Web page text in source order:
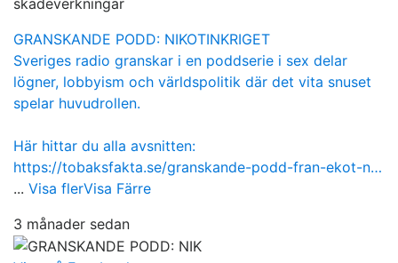
GRANSKANDE PODD: NIKOTINKRIGET
Sveriges radio granskar i en poddserie i sex delar
lögner, lobbyism och världspolitik där det vita snuset
spelar huvudrollen.
Här hittar du alla avsnitten:
https://tobaksfakta.se/granskande-podd-fran-ekot-n…
... Visa flerVisa Färre
3 månader sedan